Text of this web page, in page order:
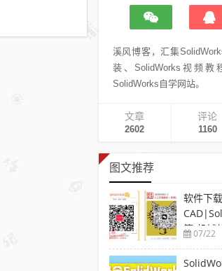
溪风博客，汇集
装、SolidWorks视频
SolidWorks自学网站。
文章
2602
评论
1160
图文推荐
软件下
等-机械
07/22